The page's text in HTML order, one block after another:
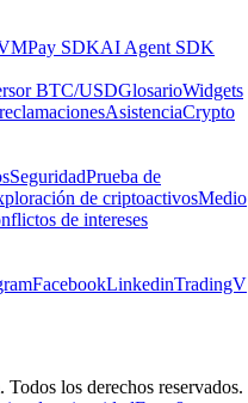
Pay SDKAI Agent SDK
BTC/USDGlosarioWidgets
AsistenciaCrypto
SeguridadPrueba de
de criptoactivosMedio
de intereses
FacebookLinkedinTradingV
los derechos reservados.